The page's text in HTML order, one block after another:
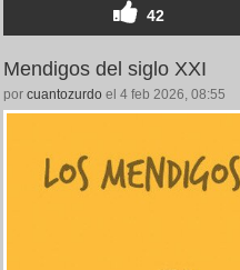
42
Mendigos del siglo XXI
por cuantozurdo el 4 feb 2026, 08:55